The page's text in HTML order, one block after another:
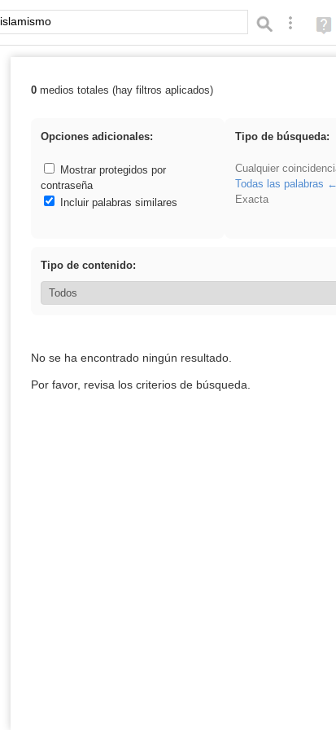
Palabra o frase: Búsqueda
(en
Resultados de: islamismo
0medios totales (hay filtros aplicados)
Opciones adicionales:
Mostrar protegidos por
contraseña
Incluir palabras similares
Tipo de búsqueda:
Cualquier
Todas las palabras
Exacta
Tipo de contenido:
No se ha encontrado ningún resultado.
Por favor, revisa los criterios de búsqueda.